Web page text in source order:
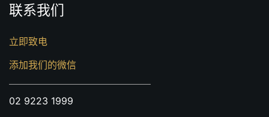
联系我们
立即致电
添加我们的微信
02 9223 1999